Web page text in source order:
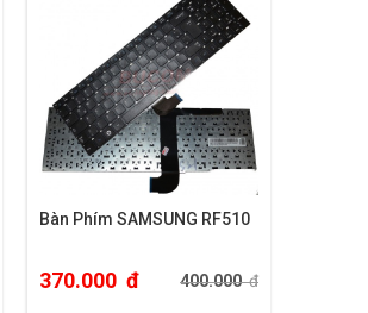
Bàn Phím SAMSUNG RF510
370.000 đ 400.000đ